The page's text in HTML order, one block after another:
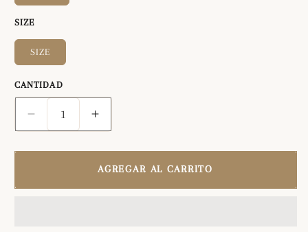
SIZE
SIZE
CANTIDAD
Reducir
cantidad
para
Aumentar
cantidad
para
Diadema
AGREGAR AL CARRITO